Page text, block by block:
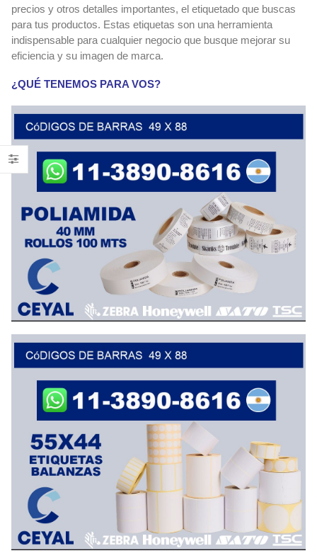
precios y otros detalles importantes, el etiquetado que buscas
para tus productos. Estas etiquetas son una herramienta
indispensable para cualquier negocio que busque mejorar su
eficiencia y su imagen de marca.
¿QUÉ TENEMOS PARA VOS?